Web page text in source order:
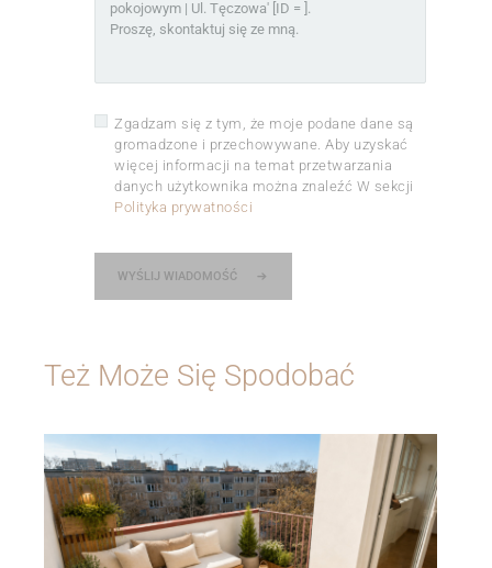
Zgadzam się z tym, że moje podane dane są
gromadzone i przechowywane. Aby uzyskać
więcej informacji na temat przetwarzania
danych użytkownika można znaleźć W sekcji
Polityka prywatności
WYŚLIJ WIADOMOŚĆ
Też Może Się Spodobać